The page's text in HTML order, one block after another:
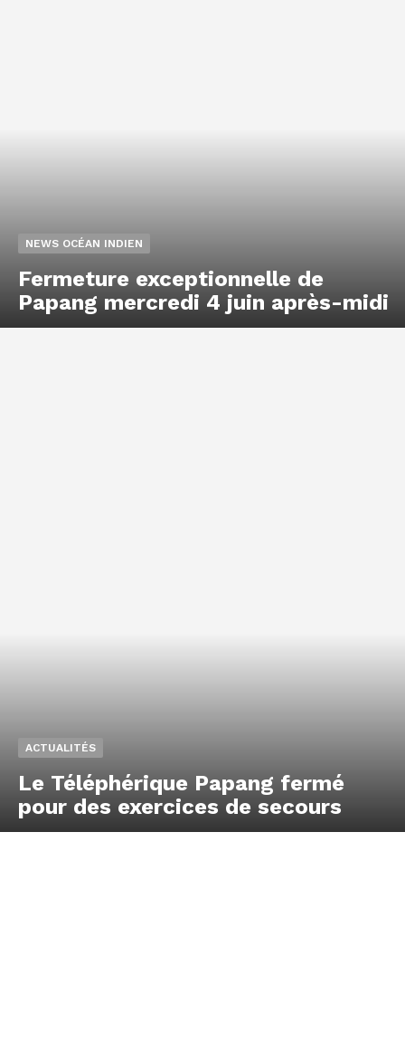
NEWS OCÉAN INDIEN
Fermeture exceptionnelle de
Papang mercredi 4 juin après-midi
ACTUALITÉS
Le Téléphérique Papang fermé
pour des exercices de secours